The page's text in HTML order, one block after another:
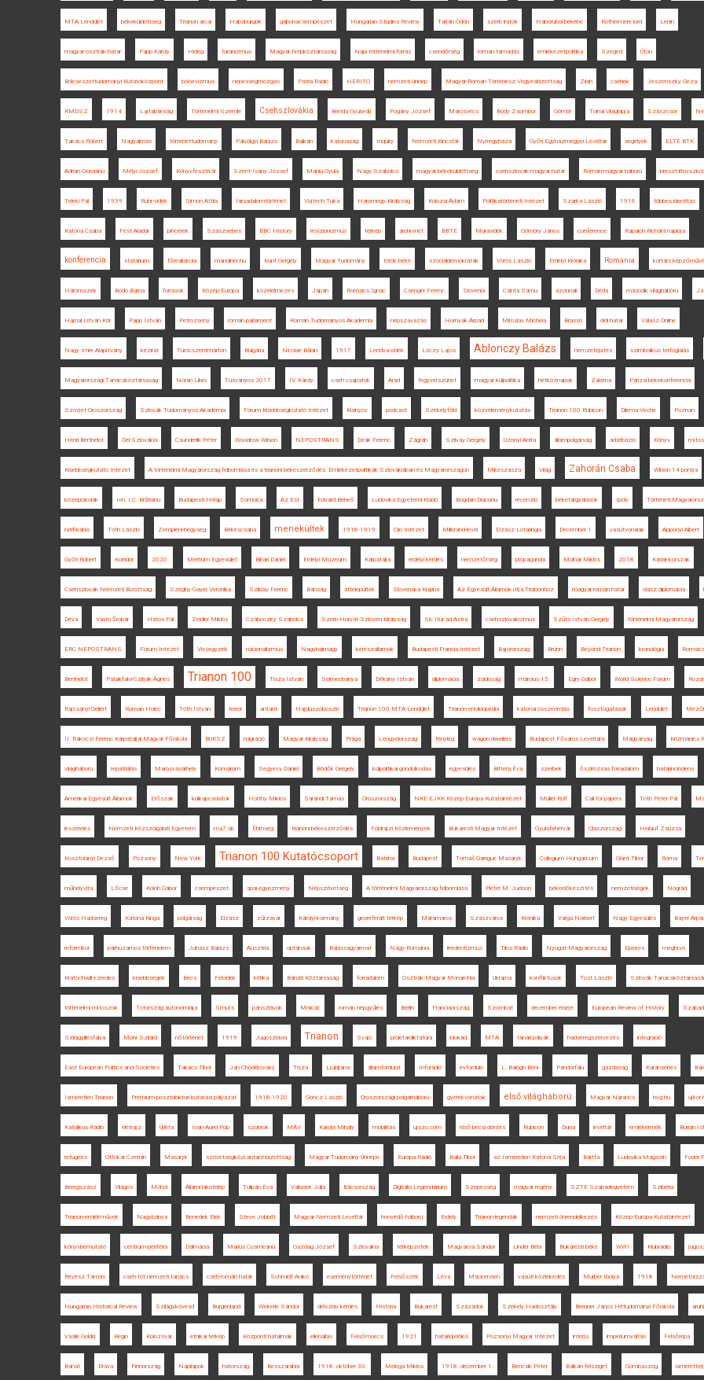
MTA Lendület békeküldöttség Trianon arcai Habsburgok gabonacsempészet Hungarian Studies Review Tarján Ödön szerb iratok Háborúból békébe Rothermere lord Lenin
magyar-osztrák határ Papp Károly Hideg turanizmus Magyar Népköztársaság Napi történelmi forrás csendőrség román támadás emlékezetpolitika Szeged Úton
Bölcsészettudományi Kutatóközpont bolsevizmus népességmozgás Pátria Rádió HERITO nemzeti ünnep Magyar-Román Történész Vegyesbizottság Zilah csehek Jeszenszky Géza
RMDSZ 1914 Lajtabánság Történelmi Szemle Csehszlovákia Benda Gyula-díj Pogány József Marosvécs Bódy Zsombor Gömör Tolnai Világlapja Szászcsór
Takács Róbert Nagyalmás történettudomány Pálvölgyi Balázs Balkán katonaság Inquiry Nemzeti Kincstár Nyíregyháza Győri Egyházmegyei Levéltár segélyek ELTE BTK
Adrian Cioroianu Mélyi József Könyvfesztivál Szent-Ivány József Maniu Gyula Nagy Szabolcs magyar békeküldöttség csehszlovák-magyar határ Román-magyar háború breszt-litovszki
Teleki Pál 1939 Ruhr-vidék Simon Attila társadalomtörténet Vojtech Tuka Háromegy Királyság Kolozsi Ádám Politikatörténeti Intézet Szarka László 1916 többes identitás
Katona Csaba Fest Aladár pincérek Szászsebes BBC History revizionizmus térkép archívnet BBTE Muravidék Gömöry János conference Rapaich Richárd naplója
konferencia statárium főreáliskola mandiner.hu Kunt Gergely Magyar Tudomány török béke szociáldemokraták Vörös László Erdélyi Krónika Románia kortárs
Háromszék Bodó Barna források Közép-Európa közélelmezés Japán Romsics Ignác Csenger Ferenc Slovenia Csinta Samu azonnali Déda második világháború
Hajnal István Kör Papp István Petrozsény román parlament Román Tudományos Akadémia népszavazás Hornyák Árpád Miroslav Michela Brassó déli határ Válasz Online
Nagy Imre Alapítvány kézirat Turócszentmárton Bulgária Nicolae Bălan 1917 Lendva-vidék Lóczy Lajos Ablonczy Balázs nemzetépítés szimbolikus térfoglalás
Magyarországi Tanácsköztársaság Noran Libro Tusványos 2017 IV. Károly cseh csapatok Arad fegyverszünet magyar külpolitika hétköznapok Zalatna Párizsi békekonferencia
Szovjet-Oroszország Szlovák Tudományos Akadémia Fórum Kisebbségkutató Intézet Kisinyov podcast Székelyföld közvéleménykutatás Trianon 100 Rubicon Dilema Veche Poznan
Henri Berthelot Dél-Szlovákia Csunderlik Péter Woodrow Wilson NEPOSTRANS Deák Ferenc Zágráb Szilvay Gergely Uzonyi Anita állampolgárság adatbázis Könyv
Kisebbségkutató Intézet A történelmi Magyarország felbomlása és a trianoni békeszerződés. Emlékezetpolitikák Szlovákiában és Magyarországon Mikeszásza Világ Zahorán Csaba Wilson 14 pontja
középiskolák Ion. I.C. Brătianu Budapesti Hírlap Somorja Az Est Edvard Beneš Ludovika Egyetemi Kiadó Bogdan Diaconu recenzió béketárgyalások Ipoly Történeti
ratifikálás Tóth László Zempléni-hegység Békéscsaba menekültek 1918-1919 Clio Intézet Millerand-levél Elzász-Lotaringia December 1 vasútvonalak Apponyi Albert
Győri Róbert Korridor 2020. Meritum Egyesület Bihari Dániel Erdélyi Múzeum Kárpátalja erdélyi kérdés nemzetőrség propaganda Molnár Miklós 2018 Kádár-korszak
Csehszlovák Nemzeti Bizottság Szeghy-Gayer Veronika Sziklay Ferenc Bánság áttelepültek Slovenska Krajina Az Egyesült Államok útja Trianonhoz magyar-román határ olasz diplomácia
Déva Vavro Šrobár Hatos Pál Zeidler Miklós Czáboczky Szabolcs Szerb-Horvát-Szlovén Királyság Sic Itur ad Astra csehszlovakizmus Szűts István Gergely történelmi Magyarország
ERC NEPOSTRANS Fórum Intézet Vix-jegyzék nacionalizmus Nagyhalmágy kérészállamok Budapesti Francia Intézet Bajorország Brünn Beyond Trianon kronológia
Berthelot Patakfalvi-Czirják Ágnes Trianon 100 Tisza István Selmecbánya Dékány István diplomácia zsidóság március 15. Egry Gábor World Science Forum
Rajcsányi Gellért Roman Holec Tóth István terror antant Hajdúszoboszló Trianon 100 MTA-Lendület Trianon enciklopédia katonai összeomlás fosztogatások Lendület
II. Rákóczi Ferenc Kárpátaljai Magyar Főiskola BUKSZ migráció Magyar Királyság Prága Lengyelország tényleg wagon dwellers Budapest Főváros Levéltára Magyarság Krizmanics
világháború repatriálás Marosvásárhely Komárom Segyevy Dániel Bödők Gergely külpolitikai gondolkodás egyesülés Bittera Éva szerbek őszirózsás forradalom határincindens
Amerikai Egyesült Államok Erőszak külkapcsolatok Horthy Miklós Sárándi Tamás Oroszország NKE EJKK Közép-Európa Kutatóintézet Müller Rolf Call for papers Tóth Péter Pál
leszerelés Nemzeti Közszolgálati Egyetem ma7.sk Éhínség trianoni békeszerződés Földrajzi Közlemények Bukaresti Magyar Intézet Gyulafehérvár Olaszország Heilauf Zsuzsa
Kosztolányi Dezső Pozsony New York Trianon 100 Kutatócsoport Batrina Budapest Tomáš Garrigue Masaryk Collegium Hungaricum Glant Tibor Róma
műhelyvita Lőcse Koloh Gábor csempészet spai egyezmény Népszövetség A történelmi Magyarország felbomlása Pieter M. Judson békeelőkészítés nemzetiségek Nógrád
Vörös Hadsereg Katona Kinga polgárság Elzász zűrzavar Károlyi-kormány georeferált térkép Máramaros Szászváros Krónika Varga Norbert Nagy Egyesülés Bayer
reformkor párhuzamos történelem Juhász Balázs Ausztria optánsok Balassagyarmat Nagy-Románia irredentizmus Tilos Rádió Nyugat-Magyarország Eperjes meghívó
Kratochwill ezredes kisebbségek Bécs Felvidék kritika Bánáti Köztársaság forradalom Osztrák-Magyar Monarchia Ukrajna konfliktusok Tost László Szlovák
történelmi mítoszok Tótország autonómiája Smuts pánszlávok Miskolc román népgyűlés Berlin Franciaország Szombat december elseje European Review of History
Szilágyillésfalva Mohr Szilárd nőtörténet 1919 Jugoszlávia Trianon Svájc proletárdiktatúra blokád MTA tanári pályák hadseregszervezés integráció
East European Politics and Societies Takács Tibor Jan Chodějovský Tisza Ljubljana államfordulat Inforádió évforduló L. Balogh Béni Pándorfalu gazdaság Karánsebes
Ismeretlen Trianon Prémium posztdoktori kutatási pályázat 1918-1920 Göncz László Oroszországi polgárháború gyerekvonatok első világháború Magyar Narancs hvg.hu
Katolikus Rádió életrajz Újléta Ioan-Aurel Pop szobrok MÁV Károlyi Mihály mobilitás ujszo.com első bécsi döntés Rubicon Duna levéltár emlékérmék Burián
refugees Ottokar Czernin Masaryk szövetségközi antant-bizottság Magyar Tudomány Ünnepe Európa Rádió Balla Tibor az Ismeretlen Katona Sírja Bártfa Ludovika Magazin Fodor
Beregszász Világos Mohol Állami lakótelep Tulipán Éva Vallasek Júlia Bácsország Digitális Legendárium Szepesség magyar regény SZTE Szabadegyetem Szibéria
Trianon-emlékművek Nagybánya Benedek Elek Steve Jobbitt Magyar Nemzeti Levéltár honvédő háború Erdély Trianon-legendák nemzeti önrendelkezés Közép-Európa Kutatóintézet
könyvbemutató centrum-periféria Dalmácia Marius Cosmeanu Gazdag József Szlovákia térképzetek Magyarosi Sándor Linder Béla Bukaresti béke WWI Klubrádió
Révész Tamás cseh-tót nemzeti tanács cseh-román határ Schmidt Anikó eseménytörténet Felsőszék Léva Mackensen vasúti közlekedés Murber Ibolya 1918
Hungarian Historical Review Szilágykövesd Burgenland Wekerle Sándor délszláv kérdés História Bukarest Századok Székely Hadosztály Brenner János Hittudományi Főiskola
Vasile Goldiș Regio Kolozsvár etnikai térkép Központi hatalmak ellenállás Felsőmoécs 1921 határkijelölés Pozsonyi Magyar Intézet interjú impériumváltás Felsőrépa
Bánát Dráva Finnország Napilapok hátország Besszarábia 1918. október 30. Melega Miklós 1918. december 1. Bencsik Péter Balkán-félsziget Gombaszög